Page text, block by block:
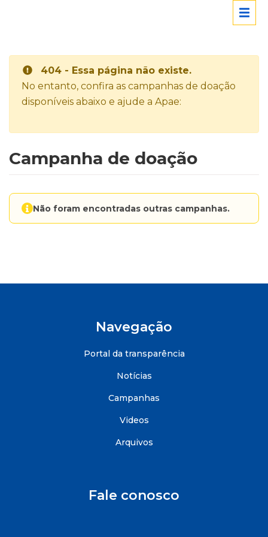
404 - Essa página não existe.
No entanto, confira as campanhas de doação
disponíveis abaixo e ajude a Apae:
Campanha de doação
Não foram encontradas outras campanhas.
Navegação
Portal da transparência
Notícias
Campanhas
Videos
Arquivos
Fale conosco